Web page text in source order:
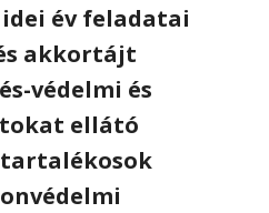
év feladatai
akkortájt
védelmi és
ellátó